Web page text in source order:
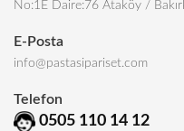
No:1E Daire:76 Ataköy /
E-Posta
info@pastasipariset.com
Telefon
0505 110 14 12